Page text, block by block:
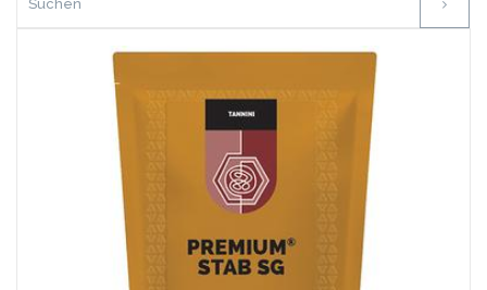
Favoriten